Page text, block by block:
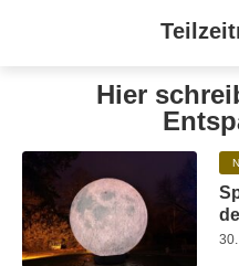
Hier